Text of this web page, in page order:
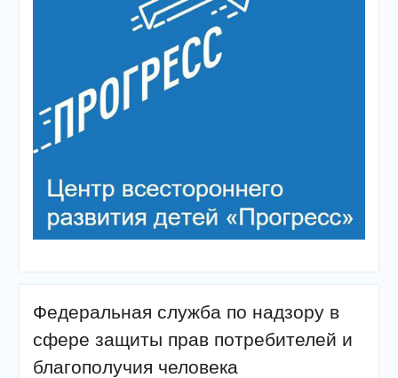
Федеральная служба по надзору в
сфере защиты прав потребителей и
благополучия человека